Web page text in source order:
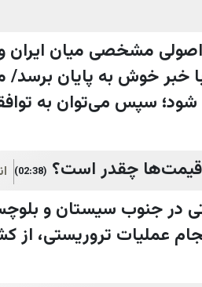
مشخصی میان ایران
با خبر خوش به پایان
توافق حاصل شود؛ سپس می‌توان
(02:38)
در جنوب سیستان و
عملیات تروریستی، از